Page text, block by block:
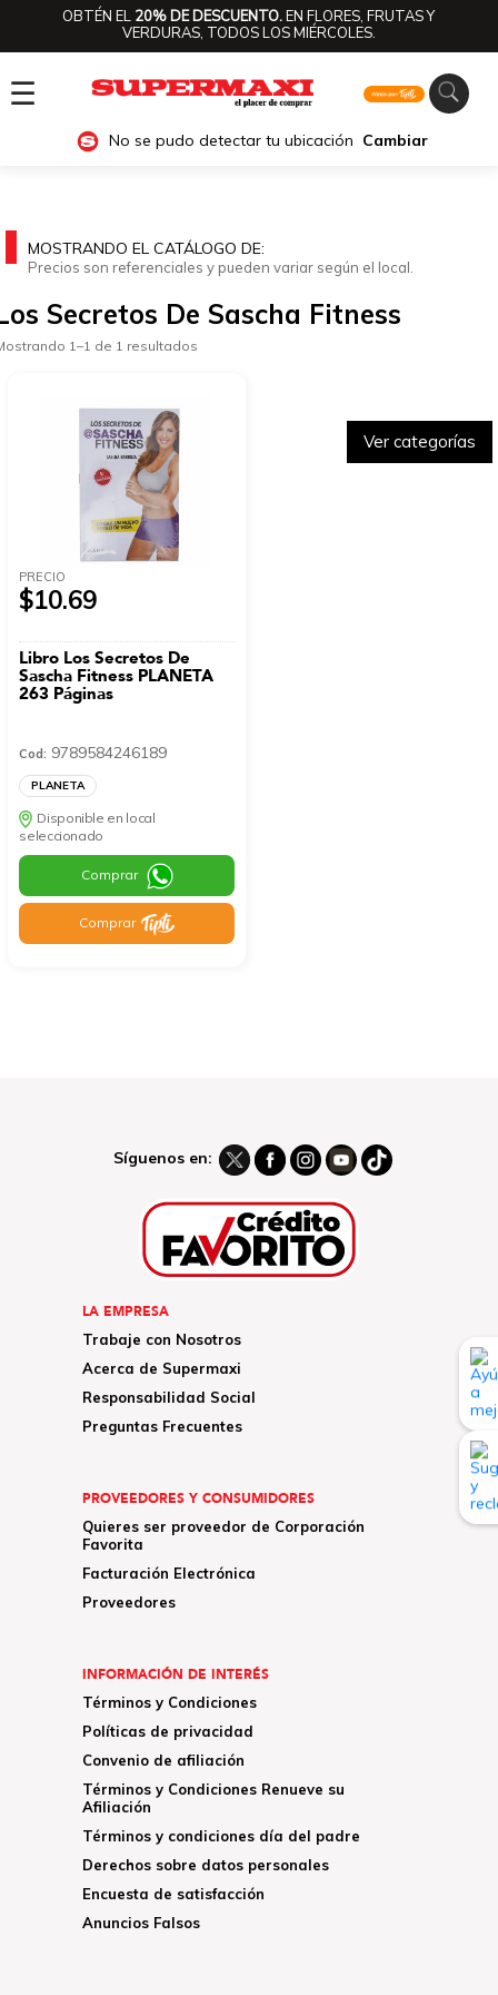
OBTÉN EL 20% DE DESCUENTO.EN FLORES, FRUTAS Y
VERDURAS, TODOS LOS MIÉRCOLES.
☰
No se pudo detectar tu ubicación Cambiar
Ver categorías
MOSTRANDO EL CATÁLOGO DE:
Precios son referenciales y pueden variar según el local.
Secretos De Sascha Fitness
1–1 de 1 resultados
PRECIO
$10.69
Libro Los Secretos De
Sascha Fitness PLANETA
263 Páginas
Cod: 9789584246189
PLANETA
Disponible en local
seleccionado
Comprar
Comprar
Síguenos en:
LA EMPRESA
Trabaje con Nosotros
Acerca de Supermaxi
Responsabilidad Social
Preguntas Frecuentes
PROVEEDORES Y CONSUMIDORES
Quieres ser proveedor de Corporación
Favorita
Facturación Electrónica
Proveedores
INFORMACIÓN DE INTERÉS
Términos y Condiciones
Políticas de privacidad
Convenio de afiliación
Términos y Condiciones Renueve su
Afiliación
Términos y condiciones día del padre
Derechos sobre datos personales
Encuesta de satisfacción
Anuncios Falsos